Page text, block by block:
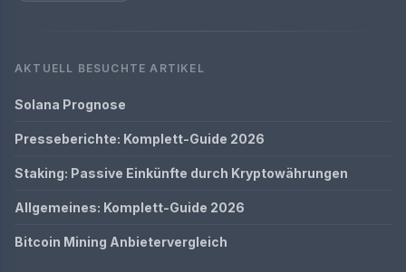
AKTUELL BESUCHTE ARTIKEL
Solana Prognose
Presseberichte: Komplett-Guide 2026
Staking: Passive Einkünfte durch Kryptowährungen
Allgemeines: Komplett-Guide 2026
Bitcoin Mining Anbietervergleich